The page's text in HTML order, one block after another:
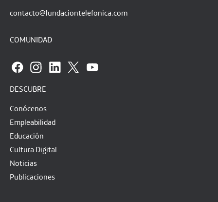
contacto@fundaciontelefonica.com
COMUNIDAD
DESCUBRE
Conócenos
Empleabilidad
Educación
Cultura Digital
Noticias
Publicaciones